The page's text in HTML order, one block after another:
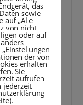
das
sowie
auf „Alle
von nicht
oder auf
der von
erhalten
Sie
aufrufen
jederzeit